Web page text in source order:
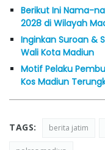
Berikut Ini Nama-
2028 di Wilayah
Inginkan Suroan &
Wali Kota Madiun
Motif Pelaku
Kos Madiun
TAGS: berita jatim